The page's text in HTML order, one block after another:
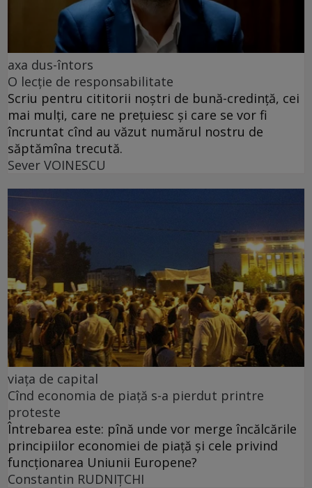
axa dus-întors
O lecție de responsabilitate
Scriu pentru cititorii noștri de bună-credință, cei
mai mulți, care ne prețuiesc și care se vor fi
încruntat cînd au văzut numărul nostru de
săptămîna trecută.
Sever VOINESCU
viața de capital
Cînd economia de piață s-a pierdut printre
proteste
Întrebarea este: pînă unde vor merge încălcările
principiilor economiei de piață și cele privind
funcționarea Uniunii Europene?
Constantin RUDNIŢCHI